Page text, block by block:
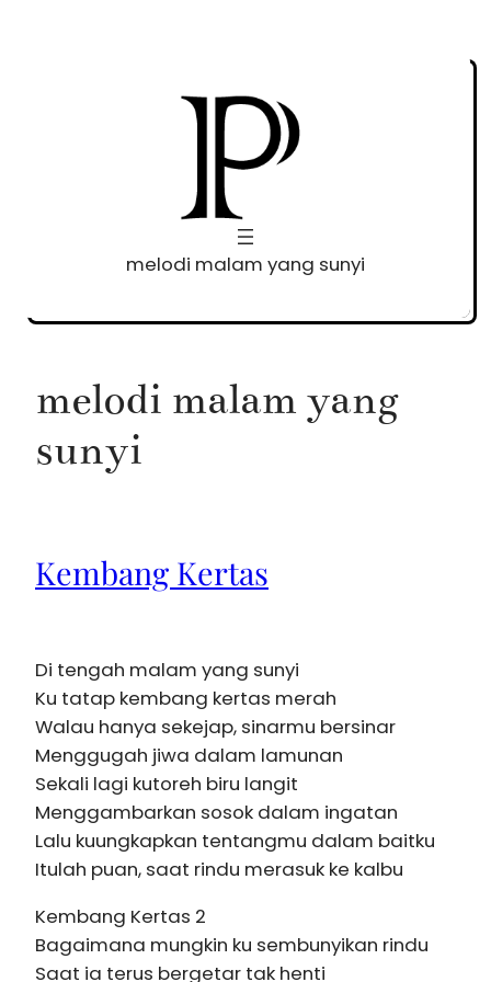
melodi malam yang sunyi
melodi malam yang
sunyi
Kembang Kertas
Di tengah malam yang sunyi
Ku tatap kembang kertas merah
Walau hanya sekejap, sinarmu bersinar
Menggugah jiwa dalam lamunan
Sekali lagi kutoreh biru langit
Menggambarkan sosok dalam ingatan
Lalu kuungkapkan tentangmu dalam baitku
Itulah puan, saat rindu merasuk ke kalbu
Kembang Kertas 2
Bagaimana mungkin ku sembunyikan rindu
Saat ia terus bergetar tak henti